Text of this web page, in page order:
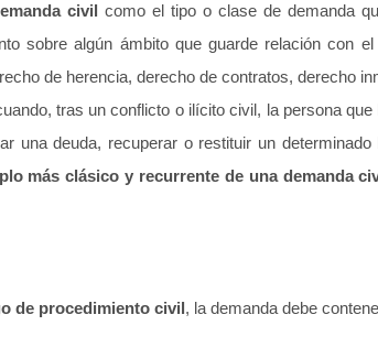
civil como el tipo o clase de demanda
sobre algún ámbito que guarde relación con el
de herencia, derecho de contratos, derecho
tras un conflicto o ilícito civil, la persona
una deuda, recuperar o restituir un
más clásico y recurrente de una demanda
de procedimiento civil, la demanda debe